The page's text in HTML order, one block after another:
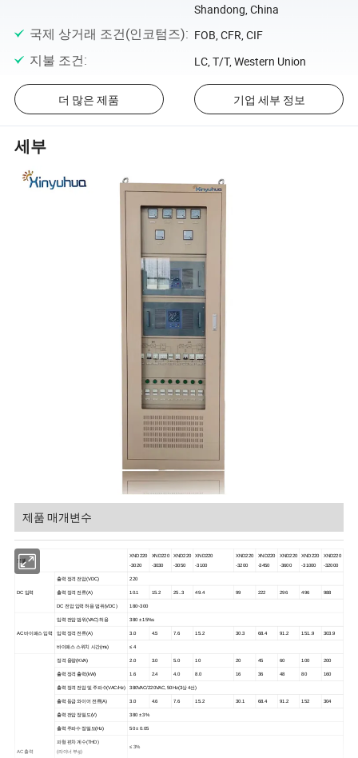
Shandong, China
국제 상거래 조건(인코텀즈): FOB, CFR, CIF
지불 조건: LC, T/T, Western Union
더 많은 제품 기업 세부 정보
세부
제품 매개변수
모델
XND220
-3020
XND220
-3030
XND220
-3050
XND220
-3100
XND220
-3200
XND220
-3450
XND220
-3600
XND220
-31000
XND220
-32000
DC 입력
출력 정격 전압(VDC) 220
출력 정격 전류(A) 10.1 15.2 25..3 49.4 99 222 296 496 988
DC 전압 입력 허용 범위(VDC) 180~300
AC 바이패스 입력
입력 전압 범위(VAC) 허용 380 ± 15%s
입력 정격 전류(A) 3.0 4.5 7.6 15.2 30.3 68.4 91.2 151..9 303.9
바이패스 스위치 시간(ms) ≤ 4
AC 출력
정격 용량(KVA) 2.0 3.0 5.0 10 20 45 60 100 200
출력 정격 출력(kW) 1.6 2.4 4.0 8.0 16 36 48 80 160
출력 정격 전압 및 주파수(VAC/Hz) 380VAC/220VAC, 50Hz(3상 4선)
출력 등급 와이어 전류(A) 3.0 4.6 7.6 15.2 30.1 68.4 91.2 152 304
출력 전압 정밀도(V) 380 ± 3%
출력 주파수 정밀도(Hz) 50 ± 0.05
파형 편차 계수(THD)
(라이너 부𝕘)
≤ 3%